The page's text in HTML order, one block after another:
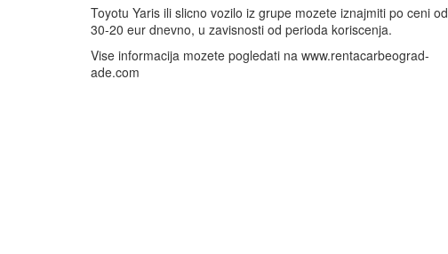
Toyotu Yaris ili slicno vozilo iz grupe mozete iznajmiti po ceni od
30-20 eur dnevno, u zavisnosti od perioda koriscenja.
Vise informacija mozete pogledati na www.rentacarbeograd-
ade.com